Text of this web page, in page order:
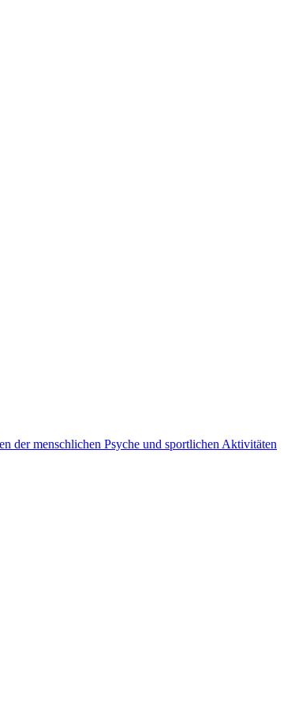
der menschlichen Psyche und sportlichen Aktivitäten